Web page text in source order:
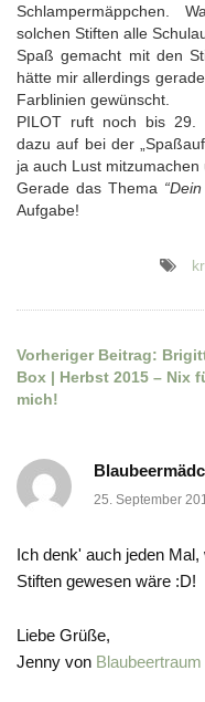
Schlampermäppchen.
solchen Stiften alle
Spaß gemacht mit den
hätte mir allerdings
Farblinien gewünscht.
PILOT ruft noch bis 29.
dazu auf bei der
ja auch Lust
Gerade das Thema
Aufgabe!
Vorheriger Beitrag:
Box | Herbst 2015 – Nix
mich!
25. September
Ich denk' auch jeden
Stiften gewesen wäre :D!
Liebe Grüße,
Jenny von Blaubeertraum